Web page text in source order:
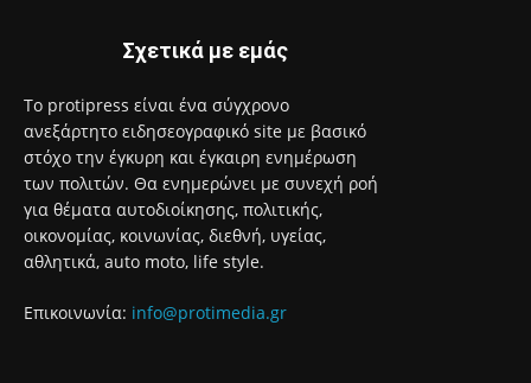
Σχετικά με εμάς
Το protipress είναι ένα σύγχρονο
ανεξάρτητο ειδησεογραφικό site με βασικό
των πολιτών. Θα ενημερώνει με συνεχή ροή